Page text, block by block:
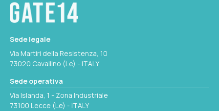
Sede legale
Via Martiri della Resistenza, 10
73020 Cavallino (Le) - ITALY
Sede operativa
Via Islanda, 1 - Zona Industriale
73100 Lecce (Le) - ITALY